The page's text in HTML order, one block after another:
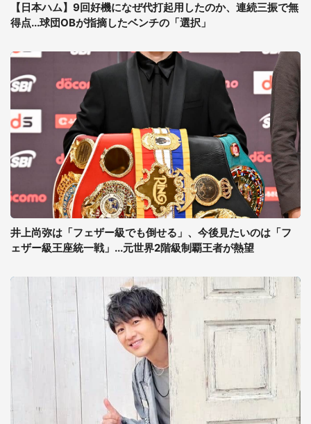
【日本ハム】9回好機になぜ代打起用したのか、連続三振で無
得点...球団OBが指摘したベンチの「選択」
井上尚弥は「フェザー級でも倒せる」、今後見たいのは「フ
ェザー級王座統一戦」...元世界2階級制覇王者が熱望